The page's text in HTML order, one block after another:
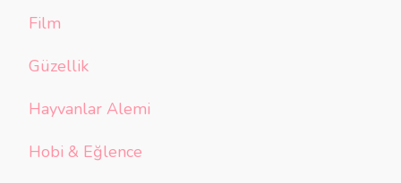
Film
Güzellik
Hayvanlar Alemi
Hobi & Eğlence